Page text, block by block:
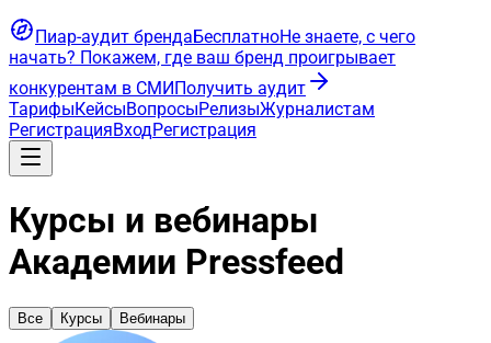
Пиар-аудит брендаБесплатноНе знаете, с чего
начать? Покажем, где ваш бренд проигрывает
конкурентам в СМИПолучить аудит
ТарифыКейсыВопросыРелизыЖурналистам
РегистрацияВходРегистрация
Курсы и вебинары
Академии Pressfeed
Все Курсы Вебинары